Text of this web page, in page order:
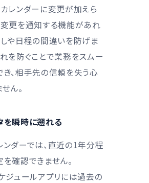
カレンダーに変更が加えら
変更を通知する機能があれ
しや日程の間違いを防げま
を防ぐことで業務をスムー
、相手先の信頼を失う心
ん。
を瞬時に遡れる
ダーでは、直近の1年分程
確認できません。
ジュールアプリには過去の